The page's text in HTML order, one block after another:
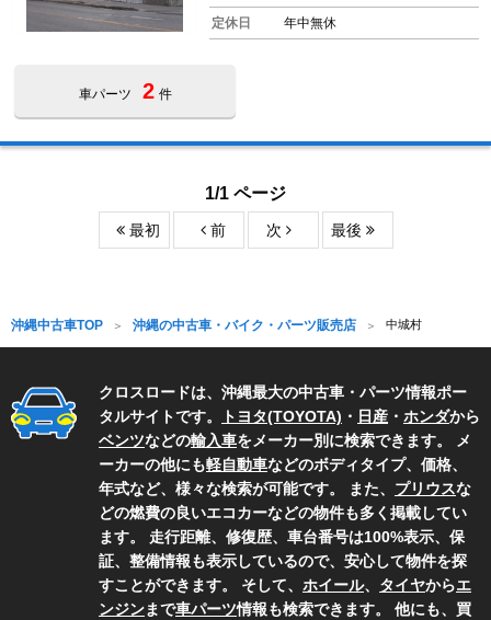
定休日 年中無休
車パーツ 2 件
1/1 ページ
最初 前 次 最後
沖縄中古車TOP 沖縄の中古車・バイク・パーツ販売店 中城村
クロスロードは、沖縄最大の中古車・パーツ情報ポー
タルサイトです。
トヨタ(TOYOTA) ・ 日産 ・ ホンダから
ベンツなどの輸入車をメーカー別に検索できます。 メ
ーカーの他にも軽自動車などのボディタイプ、価格、
年式など、様々な検索が可能です。 また、 プリウスな
どの燃費の良いエコカーなどの物件も多く掲載してい
ます。 走行距離、修復歴、車台番号は100%表示、保
証、整備情報も表示しているので、安心して物件を探
すことができます。 そして、 ホイール、 タイヤからエ
ンジンまで車パーツ情報も検索できます。 他にも、買